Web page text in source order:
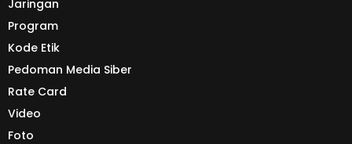
Jaringan
Program
Kode Etik
Pedoman Media Siber
Rate Card
Video
Foto